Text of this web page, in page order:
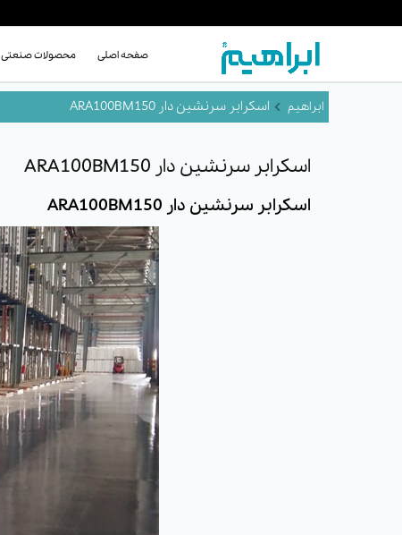
صفحه اصلی محصولات صنعتی
اسکرابر سرنشین دار ARA100BM150
اسکرابر سرنشین دار ARA100BM150
اسکرابر سرنشین دار ARA100BM150